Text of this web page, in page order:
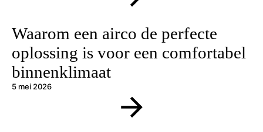
Waarom een airco de perfecte
oplossing is voor een comfortabel
binnenklimaat
5 mei 2026